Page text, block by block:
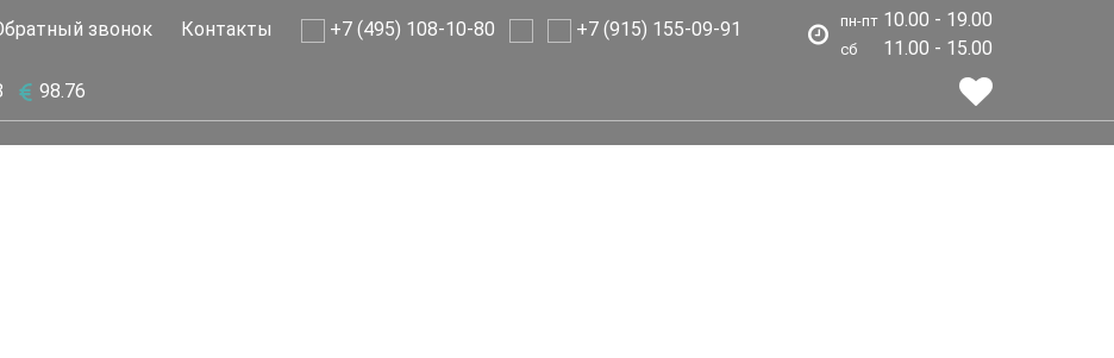
звонок Контакты +7 (495) 108-10-80 +7 (915) 155-09-91 пн-пт 10.00 - 19.00
сб
11.00 - 15.00
98.76